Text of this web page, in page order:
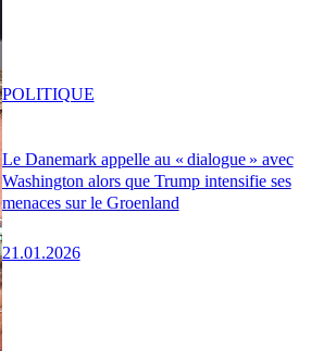
Le Danemark appelle au « dialogue » avec
Washington alors que Trump intensifie ses
menaces sur le Groenland
21.01.2026
POLITIQUE